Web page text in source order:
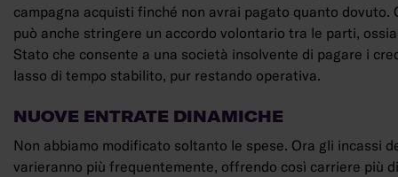
campagna acquisti finché non avrai pagato quanto dovuto.
può anche stringere un accordo volontario tra le parti,
Stato che consente a una società insolvente di pagare i
lasso di tempo stabilito, pur restando operativa.
NUOVE ENTRATE DINAMICHE
Non abbiamo modificato soltanto le spese. Ora gli incassi
varieranno più frequentemente, offrendo così carriere più